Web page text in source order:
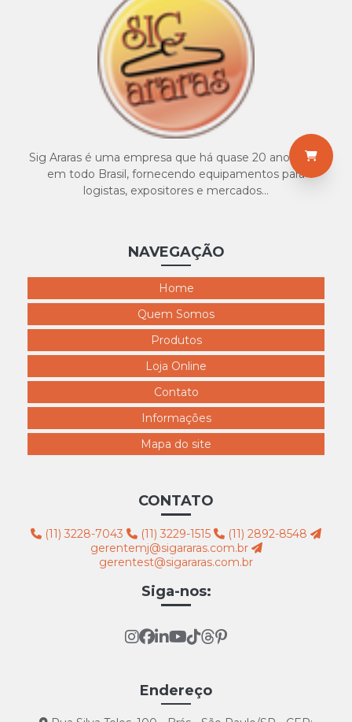
4517 Infanto Unissex Branco
Sig Araras é uma empresa que há quase 20 anos atua
em todo Brasil, fornecendo equipamentos para
logistas, expositores e mercados...
NAVEGAÇÃO
Home
Quem Somos
Produtos
Loja Online
Contato
Informações
Mapa do site
CONTATO
(11) 3228-7043 (11) 3229-1515
(11) 2892-8548
gerentemj@sigararas.com.br
gerentest@sigararas.com.br
Siga-nos:
Endereço